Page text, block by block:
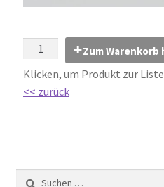
Abriebgruppe
Abschlussprofile
Zum
Klicken, um Produkt zur
<< zurück